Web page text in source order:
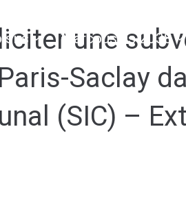
Marcoussis 2038
une
Saclay
(SIC) –